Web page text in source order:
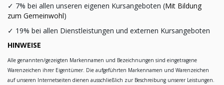
✓ 7% bei allen unseren eigenen Kursangeboten (Mit Bildung
zum Gemeinwohl)
✓ 19% bei allen Dienstleistungen und externen Kursangeboten
HINWEISE
Alle genannten/gezeigten Markennamen und Bezeichnungen sind eingetragene
Warenzeichen ihrer Eigentümer. Die aufgeführten Markennamen und Warenzeichen
auf unseren Internetseiten dienen ausschließlich zur Beschreibung unserer Leistungen.